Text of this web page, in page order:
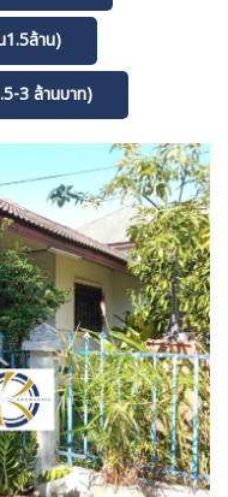
1.5ล้าน)
3 ล้านบาท)